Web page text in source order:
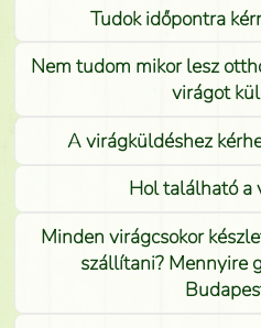
Tudok időpontra
Nem tudom mikor lesz
virágot
A virágküldéshez
Hol található a
Minden virágcsokor
szállítani? Mennyire